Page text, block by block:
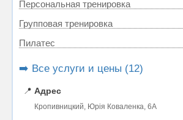
Персональная тренировка
Групповая тренировка
Пилатес
➡️ Все услуги и цены (12)
📍 Адрес
Кропивницкий, Юрія Коваленка, 6А